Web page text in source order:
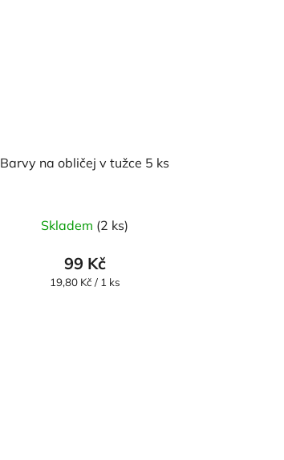
Barvy na obličej v tužce 5 ks
Skladem (2 ks)
99 Kč
Měrná
19,80 Kč / 1 ks